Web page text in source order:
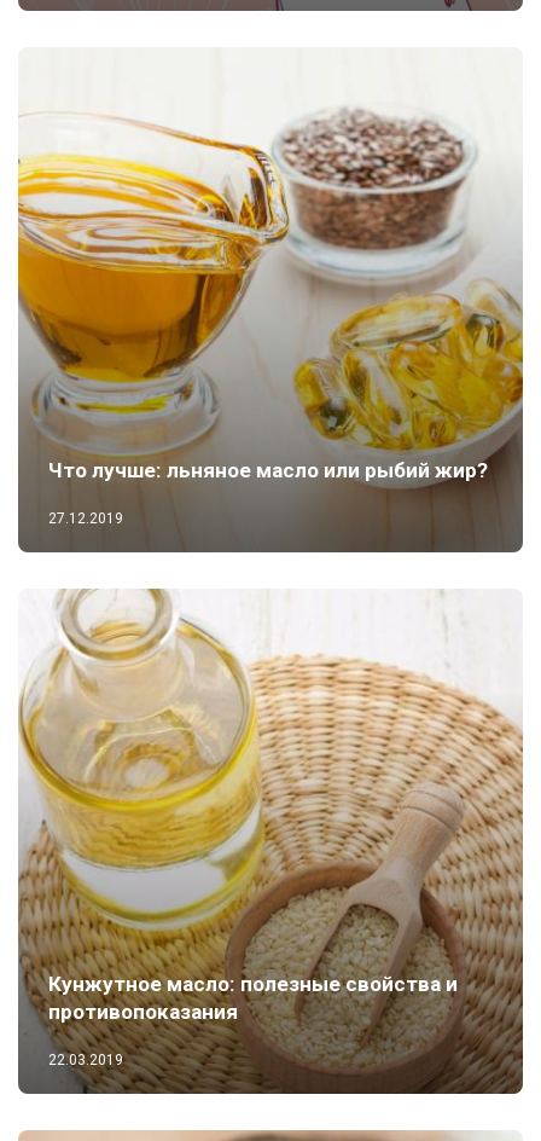
Что лучше: льняное масло или рыбий жир?
27.12.2019
Кунжутное масло: полезные свойства и
противопоказания
22.03.2019